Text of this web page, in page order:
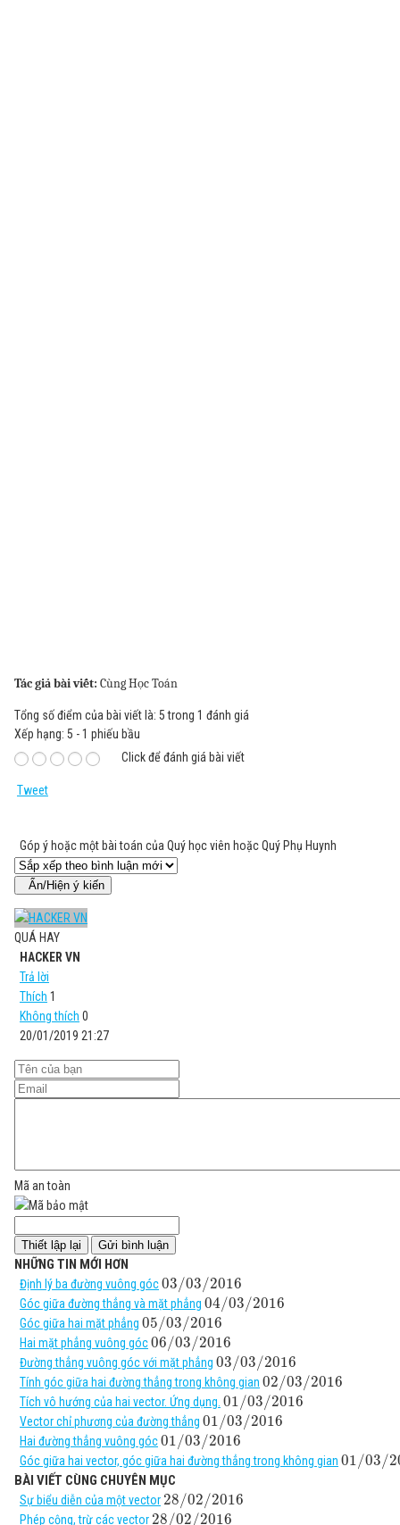
Tác giả bài viết: Cùng Học Toán
Tổng số điểm của bài viết là: 5 trong 1 đánh giá
Xếp hạng: 5 -1 phiếu bầu
Click để đánh giá bài viết
Tweet
Góp ý hoặc một bài toán của Quý học viên hoặc Quý Phụ Huynh
Ẩn/Hiện ý kiến
QUÁ HAY
HACKER VN
Trả lời
Thích 1
Không thích 0
20/01/2019 21:27
Mã an toàn
NHỮNG TIN MỚI HƠN
Định lý ba đường vuông góc03/03/2016
Góc giữa đường thẳng và mặt phẳng 04/03/2016
Góc giữa hai mặt phẳng 05/03/2016
Hai mặt phẳng vuông góc06/03/2016
Đường thẳng vuông góc với mặt phẳng 03/03/2016
Tính góc giữa hai đường thẳng trong không gian 02/03/2016
Tích vô hướng của hai vector. Ứng dụng. 01/03/2016
Vector chỉ phương của đường thẳng 01/03/2016
Hai đường thẳng vuông góc01/03/2016
Góc giữa hai vector, góc giữa hai đường thẳng trong không gian 01/03/
BÀI VIẾT CÙNG CHUYÊN MỤC
Sự biểu diễn của một vector 28/02/2016
Phép cộng, trừ các vector 28/02/2016